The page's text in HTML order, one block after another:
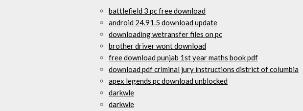
battlefield 3 pc free download
android 24.91.5 download update
downloading wetransfer files on pc
brother driver wont download
free download punjab 1st year maths book pdf
download pdf criminal jury instructions district of columbia
apex legends pc download unblocked
darkwle
darkwle